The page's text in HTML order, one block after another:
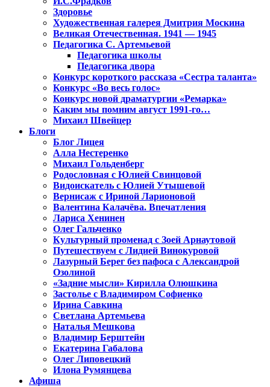
Здоровье
Художественная галерея Дмитрия Москина
Великая Отечественная. 1941 — 1945
Педагогика С. Артемьевой
Педагогика школы
Педагогика двора
Конкурс короткого рассказа «Сестра таланта»
Конкурс «Во весь голос»
Конкурс новой драматургии «Ремарка»
Каким мы помним август 1991-го…
Михаил Швейцер
Блоги
Блог Лицея
Алла Нестеренко
Михаил Гольденберг
Родословная с Юлией Свинцовой
Видоискатель с Юлией Утышевой
Вернисаж с Ириной Ларионовой
Валентина Калачёва. Впечатления
Лариса Хенинен
Олег Гальченко
Культурный променад с Зоей Арнаутовой
Путешествуем с Лидией Винокуровой
Лазурный Берег без пафоса с Александрой
Озолиной
«Задние мысли» Кирилла Олюшкина
Застолье с Владимиром Софиенко
Ирина Савкина
Светлана Артемьева
Наталья Мешкова
Владимир Берштейн
Екатерина Габалова
Олег Липовецкий
Илона Румянцева
Афиша